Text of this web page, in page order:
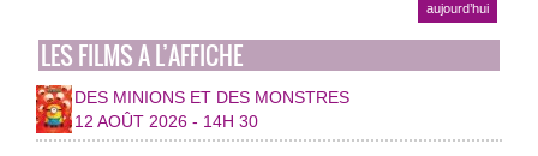
aujourd’hui
LES FILMS A L’AFFICHE
DES MINIONS ET DES MONSTRES
12 AOÛT 2026 - 14H 30